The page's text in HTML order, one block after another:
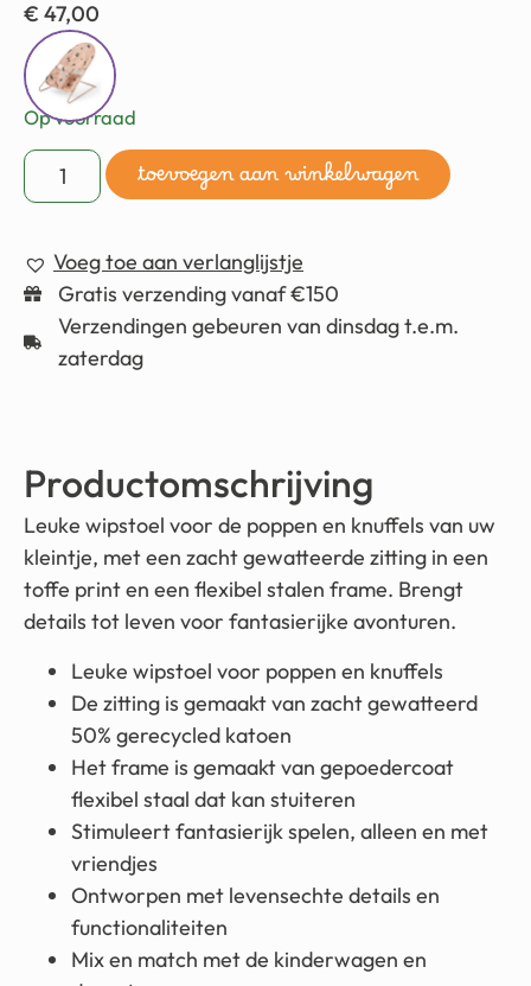
€ 47,00
Op voorraad
toevoegen aan winkelwagen
Voeg toe aan verlanglijstje
Gratis verzending vanaf €150
Verzendingen gebeuren van dinsdag t.e.m.
zaterdag
Productomschrijving
Leuke wipstoel voor de poppen en knuffels van uw
kleintje, met een zacht gewatteerde zitting in een
toffe print en een flexibel stalen frame. Brengt
details tot leven voor fantasierijke avonturen.
Leuke wipstoel voor poppen en knuffels
De zitting is gemaakt van zacht gewatteerd
50% gerecycled katoen
Het frame is gemaakt van gepoedercoat
flexibel staal dat kan stuiteren
Stimuleert fantasierijk spelen, alleen en met
vriendjes
Ontworpen met levensechte details en
functionaliteiten
Mix en match met de kinderwagen en